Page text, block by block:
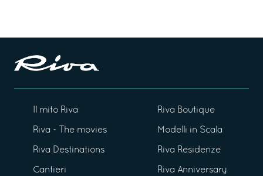
Il mito Riva
Riva - The movies
Riva Destinations
Cantieri
Riva Boutique
Modelli in Scala
Riva Residenze
Riva Anniversary